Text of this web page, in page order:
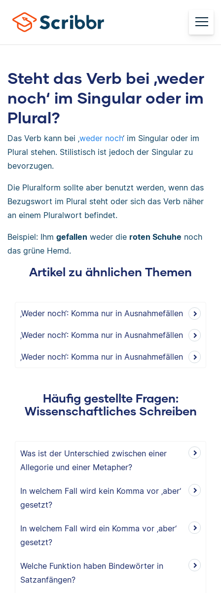
Steht das Verb bei ‚weder
noch‘ im Singular oder im
Plural?
Das Verb kann bei ‚weder noch‘ im Singular oder im
Plural stehen. Stilistisch ist jedoch der Singular zu
bevorzugen.
Die Pluralform sollte aber benutzt werden, wenn das
Bezugswort im Plural steht oder sich das Verb näher
an einem Pluralwort befindet.
Beispiel: Ihm gefallen weder die roten Schuhe noch
das grüne Hemd.
Artikel zu ähnlichen Themen
‚Weder noch‘: Komma nur in Ausnahmefällen
‚Weder noch‘: Komma nur in Ausnahmefällen
‚Weder noch‘: Komma nur in Ausnahmefällen
Häufig gestellte Fragen:
Wissenschaftliches Schreiben
Was ist der Unterschied zwischen einer
Allegorie und einer Metapher?
In welchem Fall wird kein Komma vor ‚aber‘
gesetzt?
In welchem Fall wird ein Komma vor ‚aber‘
gesetzt?
Welche Funktion haben Bindewörter in
Satzanfängen?